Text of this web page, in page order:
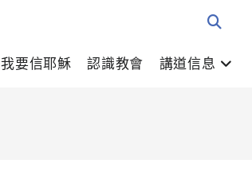
我要信耶穌 認識教會 講道信息